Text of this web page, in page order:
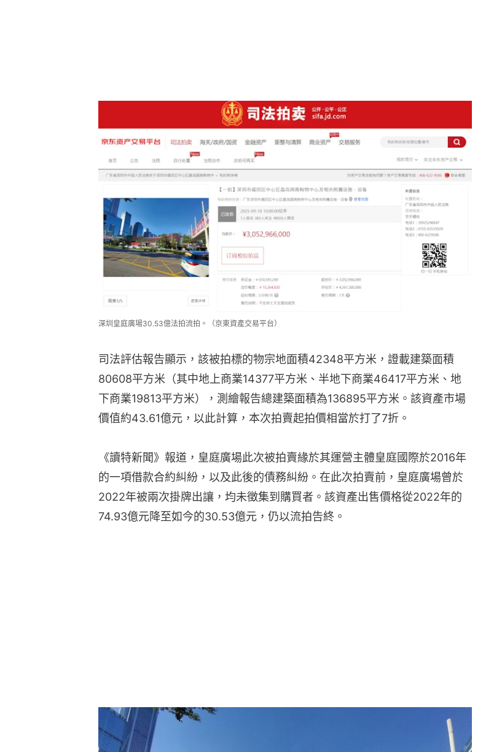
深圳皇庭廣場30.53億法拍流拍。（京東資產交易平台）
司法評估報告顯示，該被拍標的物宗地面積42348平方米，證載建築面積
80608平方米（其中地上商業14377平方米、半地下商業46417平方米、地
下商業19813平方米），測繪報告總建築面積為136895平方米。該資產市場
價值約43.61億元，以此計算，本次拍賣起拍價相當於打了7折。
《讀特新聞》報道，皇庭廣場此次被拍賣緣於其運營主體皇庭國際於2016年
的一項借款合約糾紛，以及此後的債務糾紛。在此次拍賣前，皇庭廣場曾於
2022年被兩次掛牌出讓，均未徵集到購買者。該資產出售價格從2022年的
74.93億元降至如今的30.53億元，仍以流拍告終。